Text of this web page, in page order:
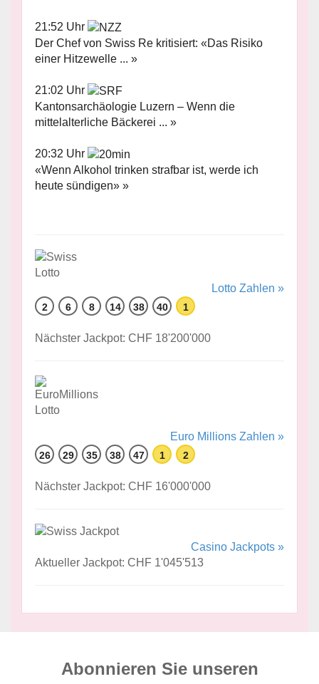
21:52 Uhr
Der Chef von Swiss Re kritisiert: «Das Risiko
einer Hitzewelle ... »
21:02 Uhr
Kantonsarchäologie Luzern – Wenn die
mittelalterliche Bäckerei ... »
20:32 Uhr
«Wenn Alkohol trinken strafbar ist, werde ich
heute sündigen» »
Lotto Zahlen »
2 6 8 14 38 40 1
Nächster Jackpot: CHF 18'200'000
Euro Millions Zahlen »
26 29 35 38 47 1 2
Nächster Jackpot: CHF 16'000'000
Casino Jackpots »
Aktueller Jackpot: CHF 1'045'513
Abonnieren Sie unseren